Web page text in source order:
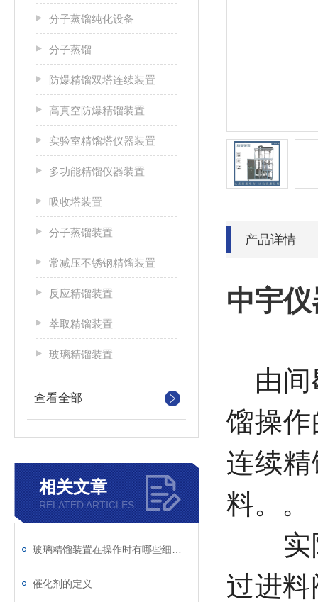
分子蒸馏纯化设备
分子蒸馏
防爆精馏双塔连续装置
高真空防爆精馏装置
实验室精馏塔仪器装置
多功能精馏仪器装置
吸收塔装置
分子蒸馏装置
常减压不锈钢精馏装置
反应精馏装置
萃取精馏装置
玻璃精馏装置
查看全部
相关文章
RELATED ARTICLES
催化剂的定义
产品详情
中宇
由间
馏操
连续
料。。
实际
过进